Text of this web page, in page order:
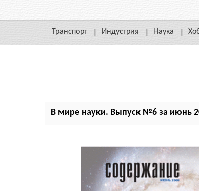
Транспорт Индустрия Наука
В мире науки. Выпуск №6 за июнь